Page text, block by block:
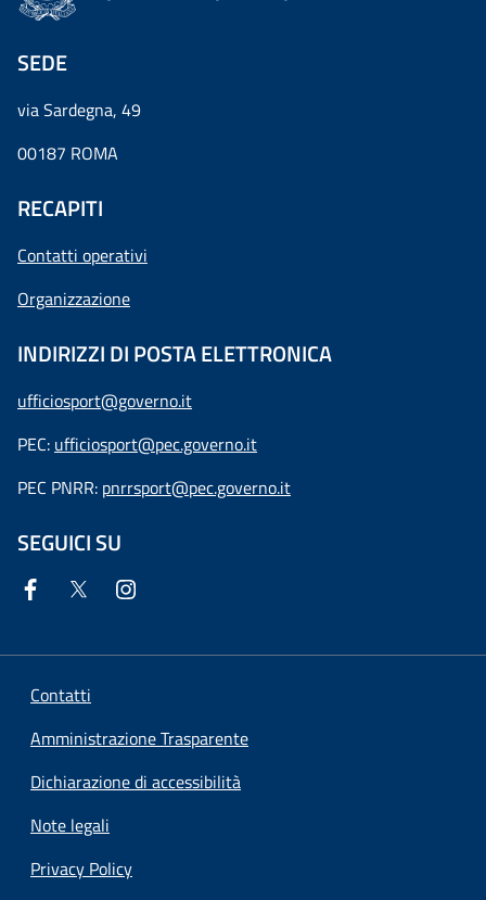
SEDE
via Sardegna, 49
00187 ROMA
RECAPITI
Contatti operativi
Organizzazione
INDIRIZZI DI POSTA ELETTRONICA
ufficiosport@governo.it
PEC: ufficiosport@pec.governo.it
PEC PNRR: pnrrsport@pec.governo.it
SEGUICI SU
Contatti
Amministrazione Trasparente
Dichiarazione di accessibilità
Note legali
Privacy Policy